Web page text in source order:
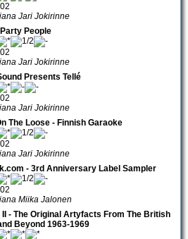
Jari Jokirinne
People
Jari Jokirinne
Presents Tellé
Jari Jokirinne
The Loose - Finnish Garaoke
Jari Jokirinne
- 3rd Anniversary Label Sampler
Miika Jalonen
- The Original Artyfacts From The British
Beyond 1963-1969